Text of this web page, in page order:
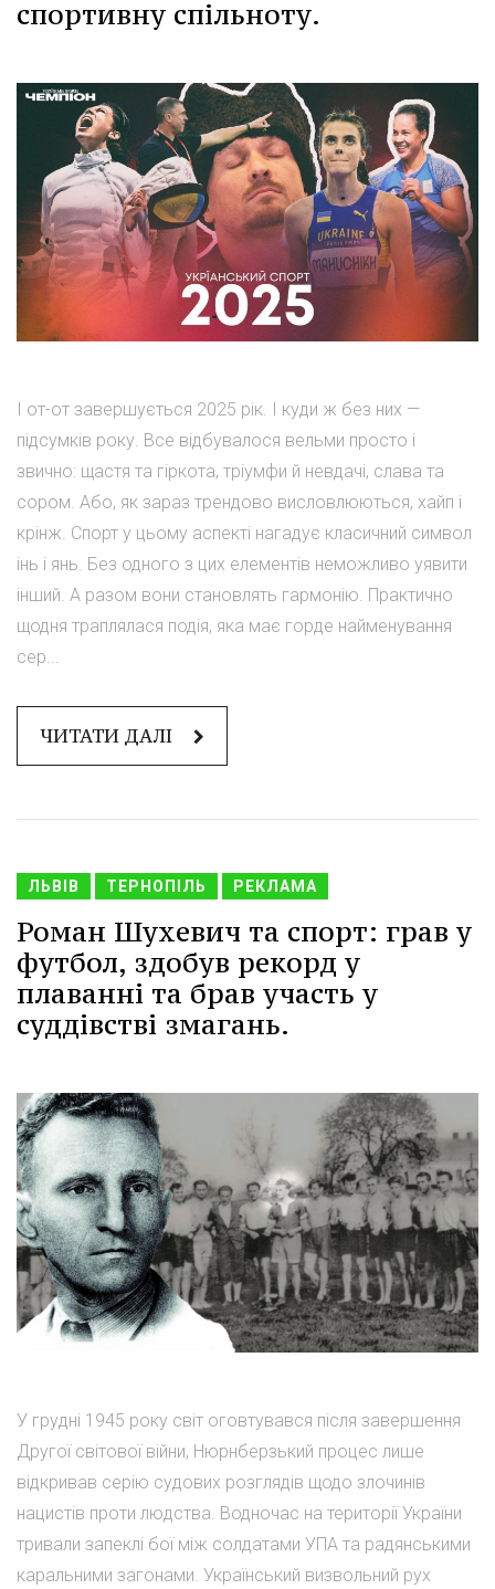
спортивну спільноту.
І от-от завершується 2025 рік. І куди ж без них —
підсумків року. Все відбувалося вельми просто і
звично: щастя та гіркота, тріумфи й невдачі, слава та
сором. Або, як зараз трендово висловлюються, хайп і
крінж. Спорт у цьому аспекті нагадує класичний символ
інь і янь. Без одного з цих елементів неможливо уявити
інший. А разом вони становлять гармонію. Практично
щодня траплялася подія, яка має горде найменування
сер...
ЧИТАТИ ДАЛІ
ЛЬВІВ ТЕРНОПІЛЬ РЕКЛАМА
Роман Шухевич та спорт: грав у
футбол, здобув рекорд у
плаванні та брав участь у
суддівстві змагань.
У грудні 1945 року світ оговтувався після завершення
Другої світової війни, Нюрнберзький процес лише
відкривав серію судових розглядів щодо злочинів
нацистів проти людства. Водночас на території України
тривали запеклі бої між солдатами УПА та радянськими
каральними загонами. Український визвольний рух